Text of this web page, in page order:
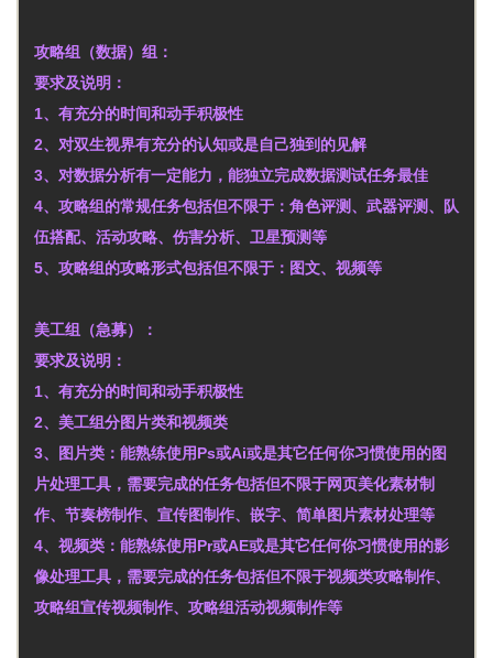
攻略组（数据）组：
要求及说明：
1、有充分的时间和动手积极性
2、对双生视界有充分的认知或是自己独到的见解
3、对数据分析有一定能力，能独立完成数据测试任务最佳
4、攻略组的常规任务包括但不限于：角色评测、武器评测、队
伍搭配、活动攻略、伤害分析、卫星预测等
5、攻略组的攻略形式包括但不限于：图文、视频等
美工组（急募）：
要求及说明：
1、有充分的时间和动手积极性
2、美工组分图片类和视频类
3、图片类：能熟练使用Ps或Ai或是其它任何你习惯使用的图
片处理工具，需要完成的任务包括但不限于网页美化素材制
作、节奏榜制作、宣传图制作、嵌字、简单图片素材处理等
4、视频类：能熟练使用Pr或AE或是其它任何你习惯使用的影
像处理工具，需要完成的任务包括但不限于视频类攻略制作、
攻略组宣传视频制作、攻略组活动视频制作等